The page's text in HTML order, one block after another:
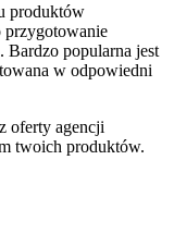
produktów
przygotowanie
popularna jest
w odpowiedni
oferty agencji
twoich produktów.